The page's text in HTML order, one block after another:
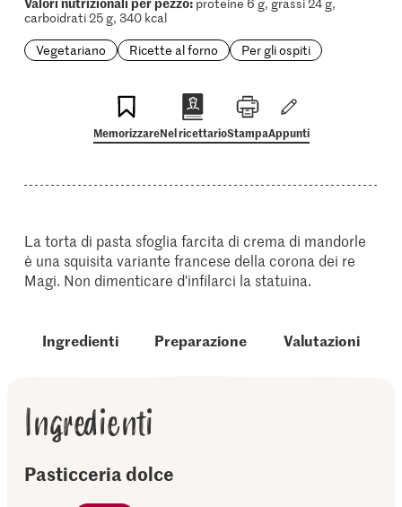
carboidrati 25 g, 340 kcal
Vegetariano
Ricette al forno Per gli ospiti
MemorizzareNel ricettarioStampaAppunti
La torta di pasta sfoglia farcita di crema di mandorle
è una squisita variante francese della corona dei re
Magi. Non dimenticare d'infilarci la statuina.
Ingredienti Preparazione Valutazioni
Ingredienti
Pasticceria dolce